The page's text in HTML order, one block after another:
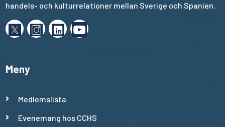
handels- och kulturrelationer mellan Sverige och Spanien.
Meny
Medlemslista
Evenemang hos CCHS